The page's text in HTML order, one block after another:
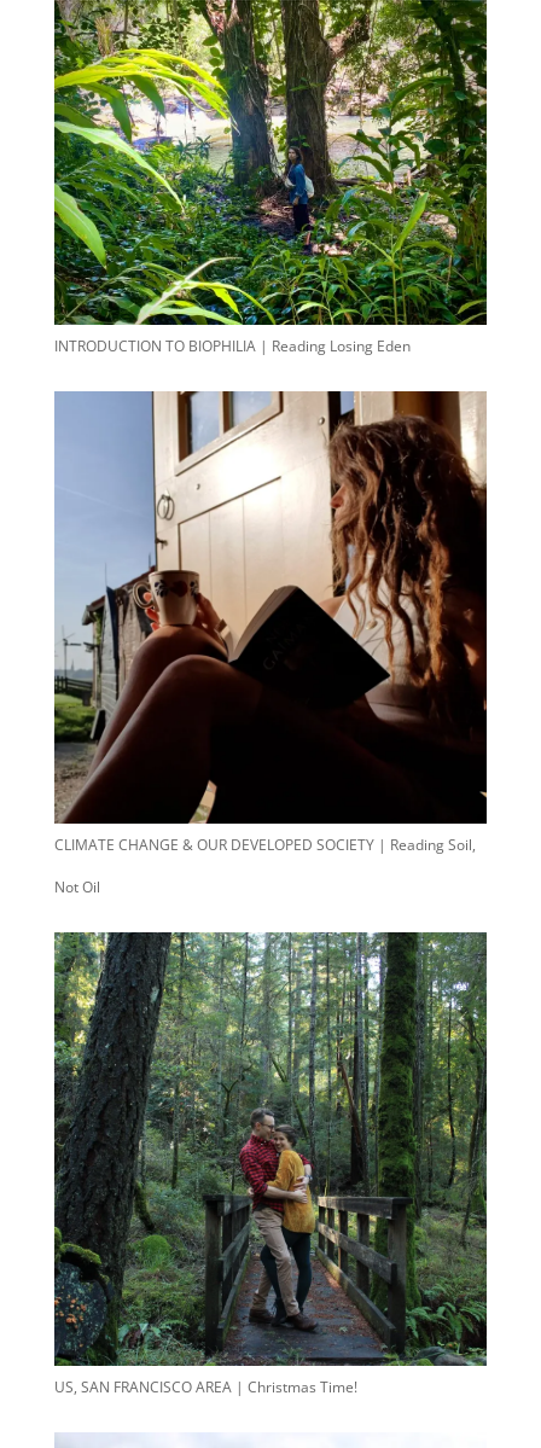
INTRODUCTION TO BIOPHILIA | Reading Losing Eden
CLIMATE CHANGE & OUR DEVELOPED SOCIETY | Reading Soil,
Not Oil
US, SAN FRANCISCO AREA | Christmas Time!